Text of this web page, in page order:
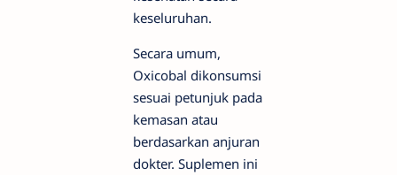
keseluruhan.
Secara umum,
Oxicobal dikonsumsi
sesuai petunjuk pada
kemasan atau
berdasarkan anjuran
dokter. Suplemen ini